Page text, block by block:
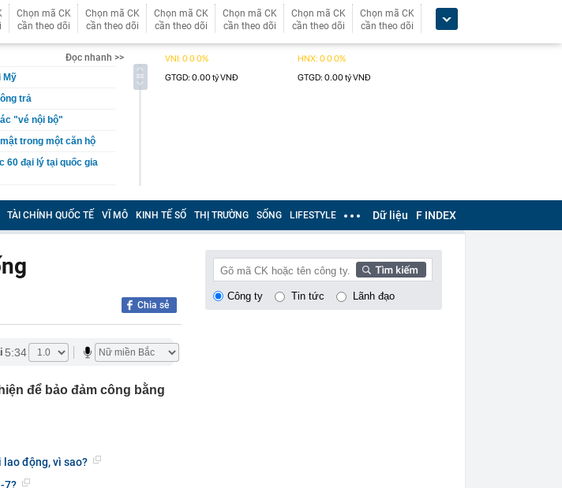
Chọn mã CK
cần theo dõi
Chọn mã CK
cần theo dõi
Chọn mã CK
cần theo dõi
Chọn mã CK
cần theo dõi
Chọn mã CK
cần theo dõi
Chọn mã CK
cần theo dõi
Đọc nhanh >>
Mỹ
trả
"vé nội bộ"
trong một căn hộ
60 đại lý tại quốc gia
gara cá nhân
hôm nay
cổ phiếu
tương thích xăng
300
hàng chuyển từ
từng khách hàng
đồng giữa
nhất Việt Nam: 11
TÀI CHÍNH QUỐC TẾ VĨ MÔ KINH TẾ SỐ THỊ TRƯỜNG SỐNG LIFESTYLE Dữ liệu F INDEX
Chia sẻ
5:34
để bảo đảm công bằng
động, vì sao?
7?
Công ty Tin tức Lãnh đạo